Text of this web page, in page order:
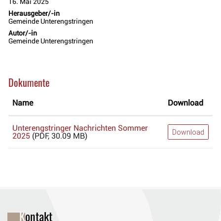
Herausgeber/-in
Gemeinde Unterengstringen
Autor/-in
Gemeinde Unterengstringen
Dokumente
Name Download
Unterengstringer Nachrichten Sommer
2025 (PDF, 30.09 MB) Download
Kontakt